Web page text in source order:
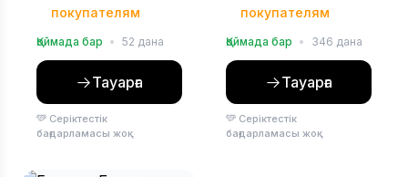
покупателям
Қоймада бар • 52 дана
Тауарға
Серіктестік
бағдарламасы жоқ
покупателям
Қоймада бар • 346 дана
Тауарға
Серіктестік
бағдарламасы жоқ